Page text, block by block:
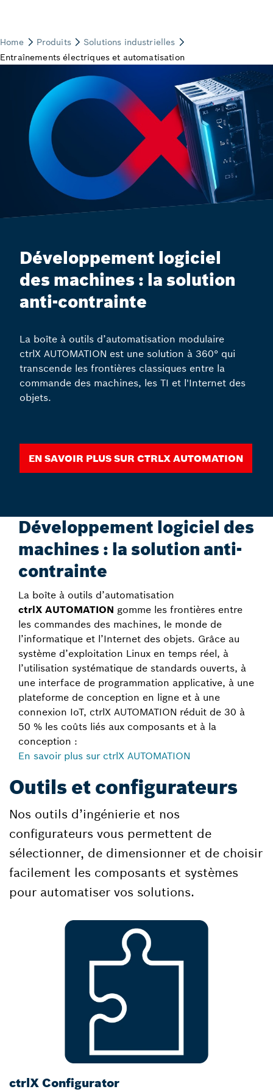
Développement logiciel
des machines : la solution
anti-contrainte
La boîte à outils d’automatisation modulaire
ctrlX AUTOMATION est une solution à 360° qui
transcende les frontières classiques entre la
commande des machines, les TI et l'Internet des
objets.
En savoir plus sur ctrlX AUTOMATION
Développement logiciel des
machines : la solution anti-
contrainte
La boîte à outils d’automatisation
ctrlX AUTOMATION gomme les frontières entre
les commandes des machines, le monde de
l’informatique et l’Internet des objets. Grâce au
système d’exploitation Linux en temps réel, à
l’utilisation systématique de standards ouverts, à
une interface de programmation applicative, à une
plateforme de conception en ligne et à une
connexion IoT, ctrlX AUTOMATION réduit de 30 à
50 % les coûts liés aux composants et à la
conception :
En savoir plus sur ctrlX AUTOMATION
Outils et configurateurs
Nos outils d’ingénierie et nos
configurateurs vous permettent de
sélectionner, de dimensionner et de choisir
facilement les composants et systèmes
pour automatiser vos solutions.
ctrlX Configurator